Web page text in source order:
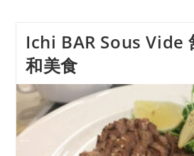
Ichi BAR Sous Vide
和美食